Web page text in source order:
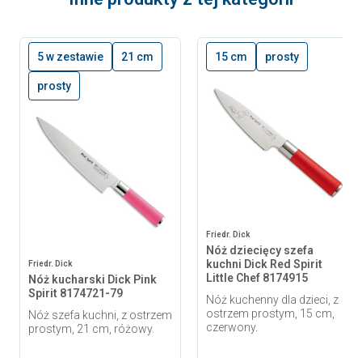
5 w zestawie 21 cm
prosty
Friedr. Dick
Nóż kucharski Dick Pink
Spirit 8174721-79
Nóż szefa kuchni, z ostrzem
prostym, 21 cm, różowy.
15 cm prosty
Friedr. Dick
Nóż dziecięcy szefa
kuchni Dick Red Spirit
Little Chef 8174915
Nóż kuchenny dla dzieci, z
ostrzem prostym, 15 cm,
czerwony.